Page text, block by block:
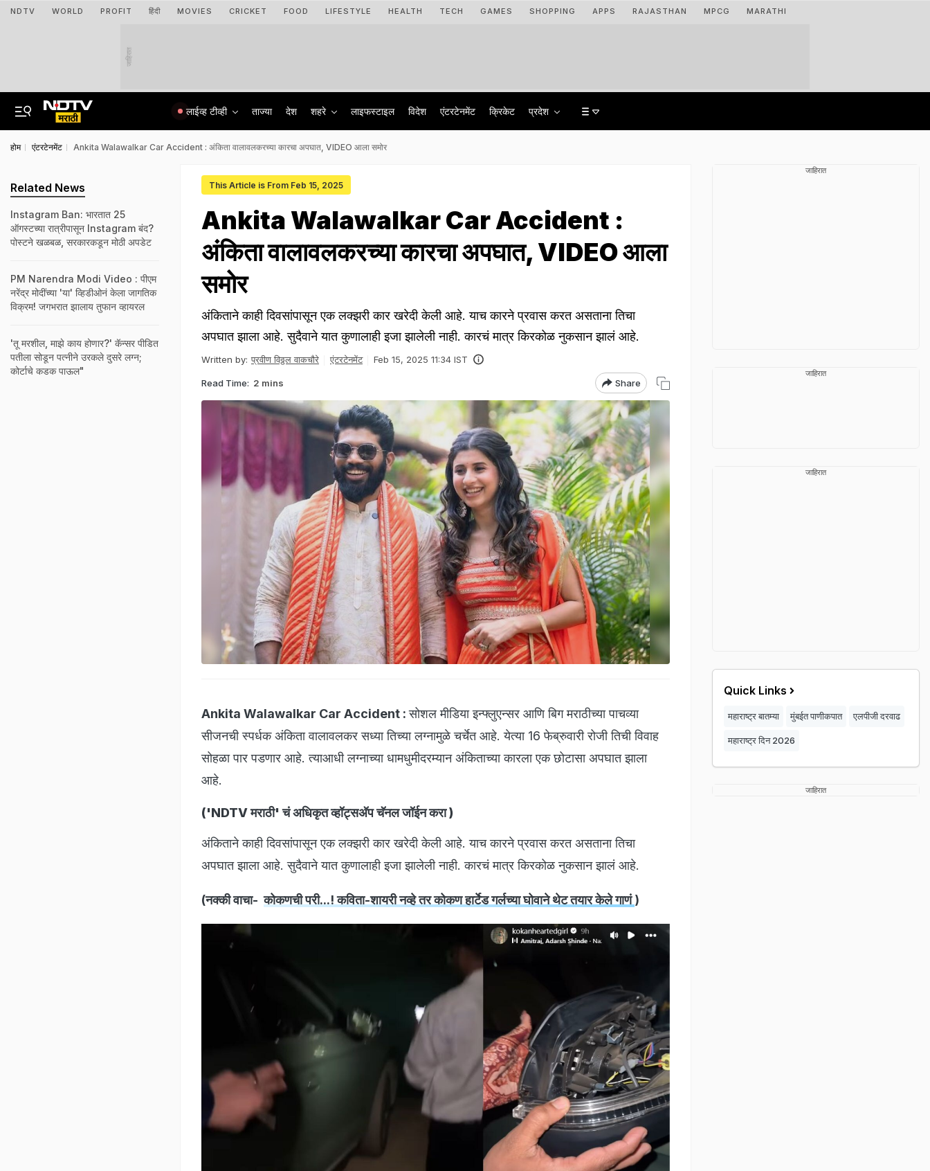
NDTV WORLD PROFIT हिंदी MOVIES CRICKET FOOD LIFESTYLE HEALTH TECH GAMES SHOPPING APPS RAJASTHAN MPCG MARATHI
जाहिरात
लाईव्ह टीव्ही ताज्या देश शहरे लाइफस्टाइल विदेश एंटरटेनमेंट क्रिकेट प्रदेश
होम एंटरटेनमेंट Ankita Walawalkar Car Accident : अंकिता वालावलकरच्या कारचा अपघात, VIDEO आला समोर
This Article is From Feb 15, 2025
Ankita Walawalkar Car Accident :
अंकिता वालावलकरच्या कारचा अपघात, VIDEO आला
समोर
अंकिताने काही दिवसांपासून एक लक्झरी कार खरेदी केली आहे. याच कारने प्रवास करत असताना तिचा
अपघात झाला आहे. सुदैवाने यात कुणालाही इजा झालेली नाही. कारचं मात्र किरकोळ नुकसान झालं आहे.
Written by: प्रवीण विठ्ठल वाकचौरे एंटरटेनमेंट Feb 15, 2025 11:34 IST
Read Time: 2 mins Share
Ankita Walawalkar Car Accident :सोशल मीडिया इन्फ्लुएन्सर आणि बिग मराठीच्या पाचव्या
सीजनची स्पर्धक अंकिता वालावलकर सध्या तिच्या लग्नामुळे चर्चेत आहे. येत्या 16 फेब्रुवारी रोजी तिची विवाह
सोहळा पार पडणार आहे. त्याआधी लग्नाच्या धामधुमीदरम्यान अंकिताच्या कारला एक छोटासा अपघात झाला
आहे.
('NDTV मराठी' चं अधिकृत व्हॉट्सअ‍ॅप चॅनल जॉईन करा)
अंकिताने काही दिवसांपासून एक लक्झरी कार खरेदी केली आहे. याच कारने प्रवास करत असताना तिचा
अपघात झाला आहे. सुदैवाने यात कुणालाही इजा झालेली नाही. कारचं मात्र किरकोळ नुकसान झालं आहे.
(नक्की वाचा-कोकणची परी...! कविता-शायरी नव्हे तर कोकण हार्टेड गर्लच्या घोवाने थेट तयार केले गाणं)
Related News
Instagram Ban: भारतात 25
ऑगस्टच्या रात्रीपासून Instagram बंद?
पोस्टने खळबळ, सरकारकडून मोठी अपडेट
PM Narendra Modi Video : पीएम
नरेंद्र मोदींच्या 'या' व्हिडीओनं केला जागतिक
विक्रम! जगभरात झालाय तुफान व्हायरल
'तू मरशील, माझे काय होणार?' कॅन्सर पीडित
पतीला सोडून पत्नीने उरकले दुसरे लग्न;
कोर्टाचे कडक पाऊल"
जाहिरात
जाहिरात
जाहिरात
Quick Links
महाराष्ट्र बातम्या मुंबईत पाणीकपात एलपीजी दरवाढ
महाराष्ट्र दिन 2026
जाहिरात